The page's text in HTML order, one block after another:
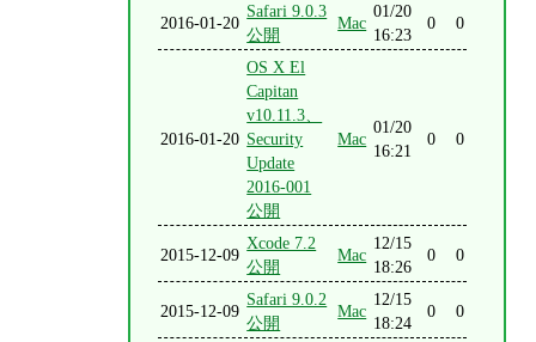
2016-01-20
Safari 9.0.3
公開
Mac
01/20
16:23
0 0
2016-01-20
OS X El
Capitan
v10.11.3、
Security
Update
2016-001
公開
Mac
01/20
16:21
0 0
2015-12-09
Xcode 7.2
公開
Mac
12/15
18:26
0 0
2015-12-09
Safari 9.0.2
公開
Mac
12/15
18:24
0 0